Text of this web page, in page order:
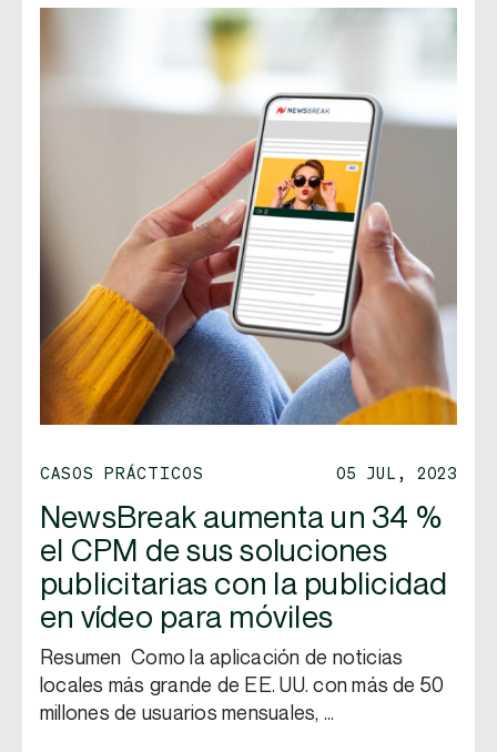
CASOS PRÁCTICOS 05 JUL, 2023
NewsBreak aumenta un 34 %
el CPM de sus soluciones
publicitarias con la publicidad
en vídeo para móviles
Resumen Como la aplicación de noticias
locales más grande de EE. UU. con más de 50
millones de usuarios mensuales, …